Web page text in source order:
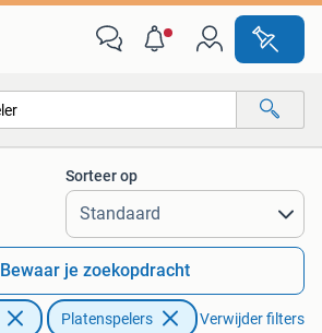
Alle afstanden…
Sorteer op
Bewaar je zoekopdracht
Platenspelers Verwijder filters